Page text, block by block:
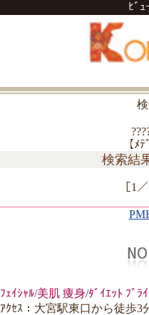
ﾋﾞｭ
【ﾒ
検索結
［1
ﾌｪｲｼｬﾙ/美肌 痩身/ﾀﾞｲｴｯﾄ ﾌﾞﾗ
ｱｸｾｽ：大宮駅東口から徒歩3